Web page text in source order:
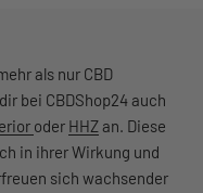
als nur CBD
bei CBDShop24 auch
oder HHZan. Diese
in ihrer Wirkung und
sich wachsender